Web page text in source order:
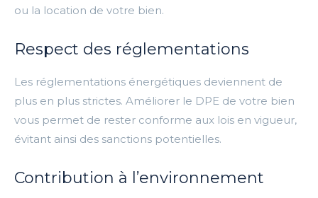
ou la location de votre bien.
Respect des réglementations
Les réglementations énergétiques deviennent de
plus en plus strictes. Améliorer le DPE de votre bien
vous permet de rester conforme aux lois en vigueur,
évitant ainsi des sanctions potentielles.
Contribution à l’environnement